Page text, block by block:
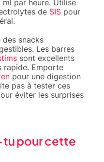
par heure. Utilise
de SIS pour
snacks
Les barres
sont excellents
rapide. Emporte
pour une digestion
pas à tester ces
éviter les surprises
pour cette